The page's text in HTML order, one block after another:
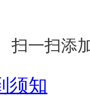
扫一扫添
须知